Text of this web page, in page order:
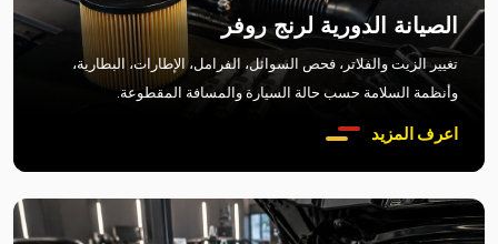
الصيانة الدورية لرنج روفر
تغيير الزيت والفلاتر، فحص السوائل، الفرامل، الإطارات، البطارية،
وأنظمة السلامة حسب حالة السيارة والمسافة المقطوعة.
اعرف المزيد